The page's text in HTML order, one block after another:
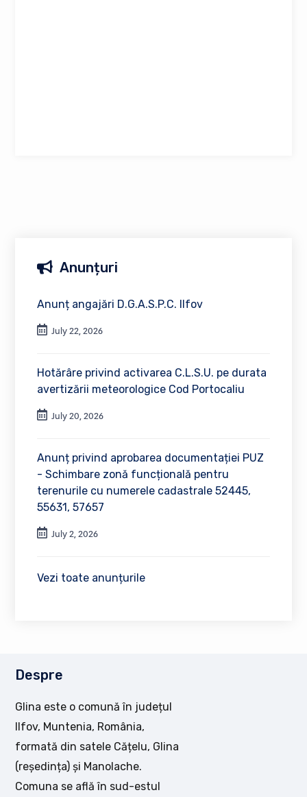
Anunțuri
Anunț angajări D.G.A.S.P.C. Ilfov
July 22, 2026
Hotărâre privind activarea C.L.S.U. pe durata
avertizării meteorologice Cod Portocaliu
July 20, 2026
Anunț privind aprobarea documentației PUZ
- Schimbare zonă funcțională pentru
terenurile cu numerele cadastrale 52445,
55631, 57657
July 2, 2026
Vezi toate anunțurile
Despre
Glina este o comună în județul
Ilfov, Muntenia, România,
formată din satele Cățelu, Glina
(reședința) și Manolache.
Comuna se află în sud-estul